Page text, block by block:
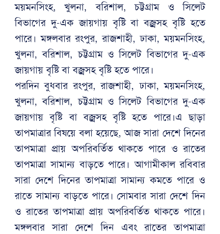
ময়মনসিংহ, খুলনা, বরিশাল, চট্টগ্রাম ও সিলেট
বিভাগের দু-এক জায়গায় বৃষ্টি বা বজ্রসহ বৃষ্টি হতে
পারে। মঙ্গলবার রংপুর, রাজশাহী, ঢাকা, ময়মনসিংহ,
খুলনা, বরিশাল, চট্টগ্রাম ও সিলেট বিভাগের দু-এক
জায়গায় বৃষ্টি বা বজ্রসহ বৃষ্টি হতে পারে।
পরদিন বুধবার রংপুর, রাজশাহী, ঢাকা, ময়মনসিংহ,
খুলনা, বরিশাল, চট্টগ্রাম ও সিলেট বিভাগের দু-এক
জায়গায় বৃষ্টি বা বজ্রসহ বৃষ্টি হতে পারে।এ ছাড়া
তাপমাত্রার বিষয়ে বলা হয়েছে, আজ সারা দেশে দিনের
তাপমাত্রা প্রায় অপরিবর্তিত থাকতে পারে ও রাতের
তাপমাত্রা সামান্য বাড়তে পারে। আগামীকাল রবিবার
সারা দেশে দিনের তাপমাত্রা সামান্য কমতে পারে ও
রাতে সামান্য বাড়তে পারে। সোমবার সারা দেশে দিন
ও রাতের তাপমাত্রা প্রায় অপরিবর্তিত থাকতে পারে।
মঙ্গলবার সারা দেশে দিন এবং রাতের তাপমাত্রা